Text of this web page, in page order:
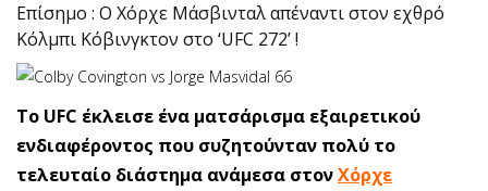
Επίσημο : Ο Χόρχε Μάσβινταλ απέναντι στον εχθρό
Κόλμπι Κόβινγκτον στο ‘UFC 272’ !
Το UFC έκλεισε ένα ματσάρισμα εξαιρετικού
ενδιαφέροντος που συζητούνταν πολύ το
τελευταίο διάστημα ανάμεσα στονΧόρχε